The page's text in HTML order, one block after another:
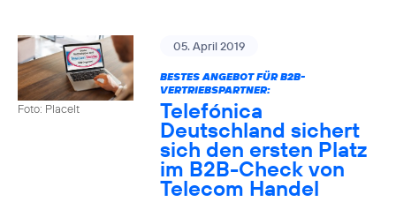
Foto: PlaceIt
05. April 2019
BESTES ANGEBOT FÜR B2B-
VERTRIEBSPARTNER:
Telefónica
Deutschland sichert
sich den ersten Platz
im B2B-Check von
Telecom Handel